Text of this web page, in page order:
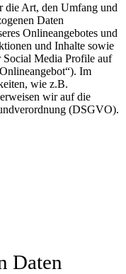
die Art, den Umfang und
Daten
Onlineangebotes und
und Inhalte sowie
Social Media Profile auf
Im
wie z.B.
wir auf die
(DSGVO).
Daten